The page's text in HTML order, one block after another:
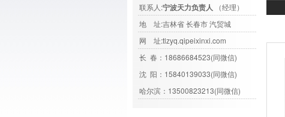
联系人:宁波天力负责人 （经理）
地 址:吉林省 长春市 汽贸城
网 址:tlzyq.qipeixinxi.com
长 春：18686684523(同微信)
沈 阳：15840139033(同微信)
哈尔滨：13500823213(同微信)